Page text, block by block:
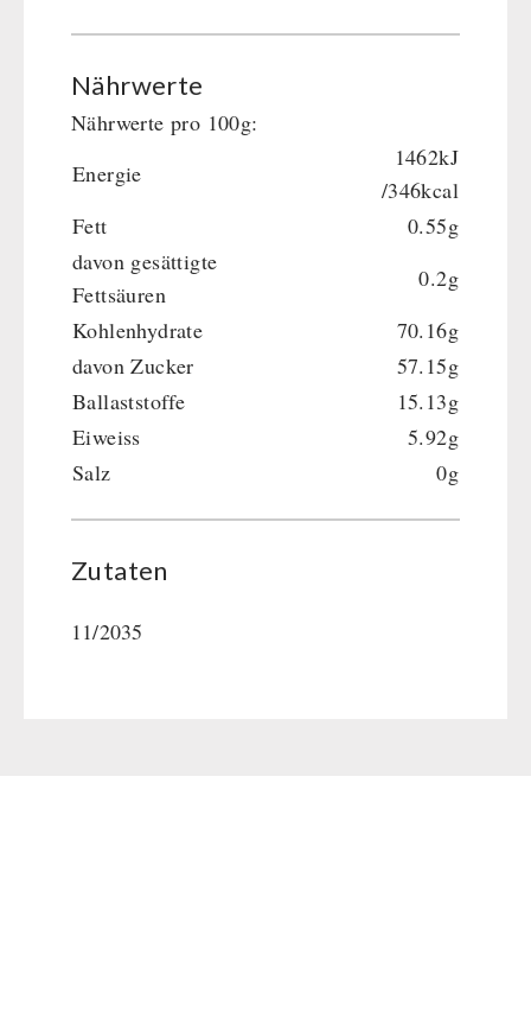
Nährwerte
Nährwerte pro 100g:
Energie
1462kJ
/346kcal
Fett
0.55g
davon gesättigte
Fettsäuren
0.2g
Kohlenhydrate
70.16g
davon Zucker
57.15g
Ballaststoffe
15.13g
Eiweiss
5.92g
Salz
0g
Zutaten
11/2035